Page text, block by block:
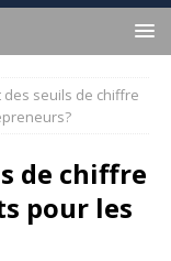
seuils de chiffre
de chiffre
pour les